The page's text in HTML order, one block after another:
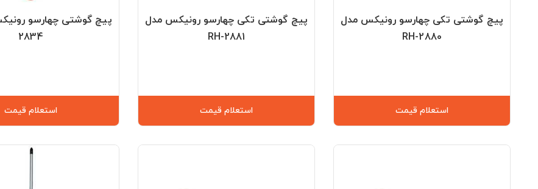
پیچ گوشتی تکی چهارسو رونیکس مدل
RH-2880
استعلام قیمت
پیچ گوشتی تکی چهارسو رونیکس مدل
RH-2881
استعلام قیمت
2834
استعلام قیمت